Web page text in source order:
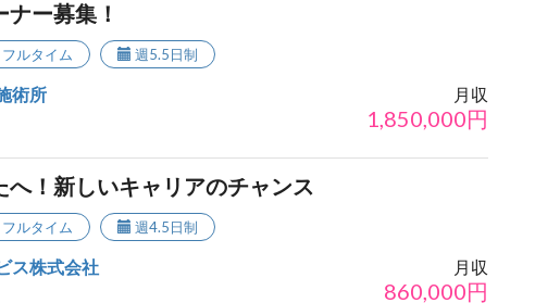
ー募集！
フルタイム 週5.5日制
術所
月収
1,850,000円
！新しいキャリアのチャンス
フルタイム 週4.5日制
ス株式会社
月収
860,000円